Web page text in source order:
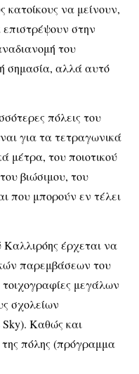
κατοίκους να μείνουν,
στην
του
σημασία, αλλά αυτό
πόλεις του
για τα τετραγωνικά
μέτρα, του ποιοτικού
βιώσιμου, του
που μπορούν εν τέλει
Καλλιρόης έρχεται να
παρεμβάσεων του
μεγάλων
σχολείων
Sky). Καθώς και
της πόλης (πρόγραμμα